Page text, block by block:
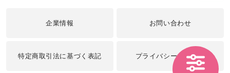
企業情報 お問い合わせ
特定商取引法に基づく表記 プライバシーポリシー